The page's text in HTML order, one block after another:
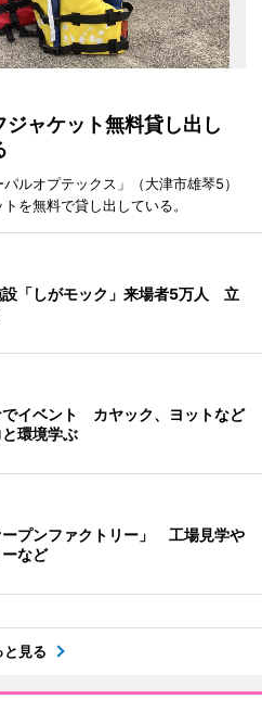
ジャケット無料貸し出し
ルオプテックス」（大津市雄琴5）
を無料で貸し出している。
設「しがモック」来場者5万人 立
でイベント カヤック、ヨットなど
環境学ぶ
ープンファクトリー」 工場見学や
など
と見る